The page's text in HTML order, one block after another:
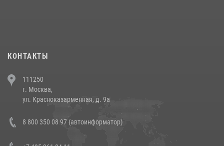
напавших на бригаду скорой помощи (видео)
14 июля 2026, 12:20
В Росгвардии прошла военно-научная конференция по обобщению
боевого опыта
КОНТАКТЫ
111250
г. Москва,
ул. Красноказарменная, д. 9а
8 800 350 08 97 (автоинформатор)